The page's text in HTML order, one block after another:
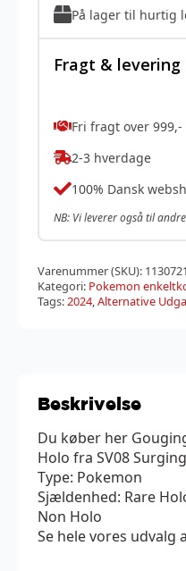
På lager til hurtig
Fragt & levering
Fri fragt over 999,-
2-3 hverdage
100% Dansk
NB: Vi leverer også til
Varenummer (SKU):
Kategori: Pokemon
Tags:2024,Alternative
Beskrivelse
Du køber her
Holo fra SV08
Type: Pokemon
Sjældenhed: Rare
Non Holo
Se hele vores udvalg